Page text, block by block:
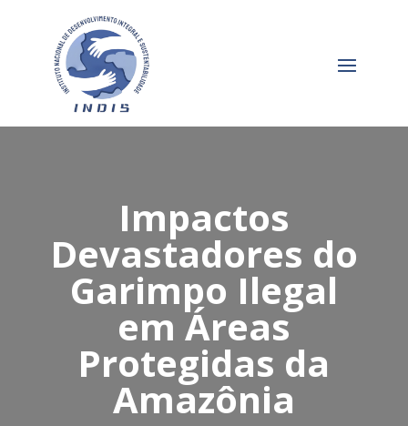
Impactos
Devastadores do
Garimpo Ilegal
em Áreas
Protegidas da
Amazônia